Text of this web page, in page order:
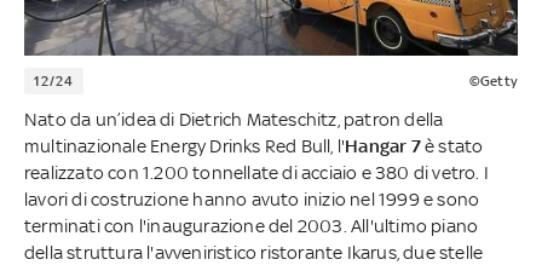
12/24 ©Getty
Nato da un’idea di Dietrich Mateschitz, patron della
multinazionale Energy Drinks Red Bull, l'Hangar 7è stato
realizzato con 1.200 tonnellate di acciaio e 380 di vetro. I
lavori di costruzione hanno avuto inizio nel 1999 e sono
terminati con l'inaugurazione del 2003. All'ultimo piano
della struttura l'avveniristico ristorante Ikarus, due stelle